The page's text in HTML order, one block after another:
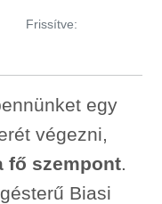
Frissítve:
egy
végezni,
fő szempont.
Biasi